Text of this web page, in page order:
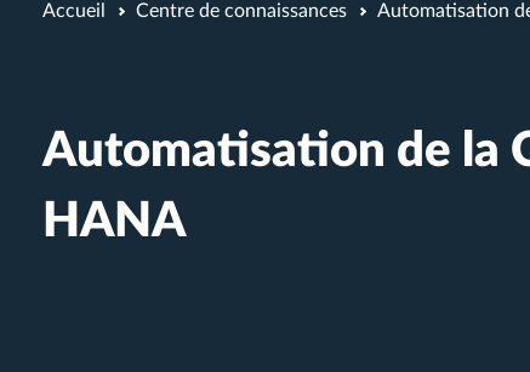
Accueil Centre de connaissances Automatisation
Automatisation de la
HANA